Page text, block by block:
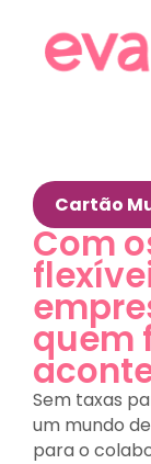
Cartão
Com
quem
Sem taxas
um mundo
para o